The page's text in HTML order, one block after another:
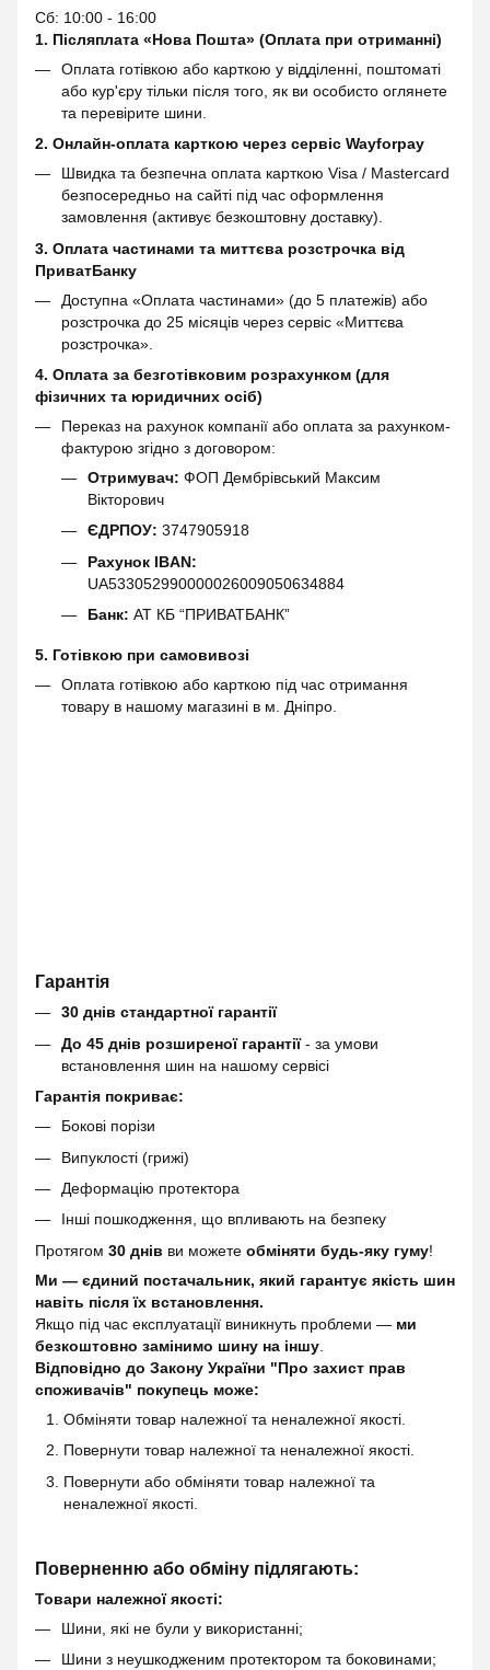
Сб: 10:00 - 16:00
1. Післяплата «Нова Пошта» (Оплата при отриманні)
Оплата готівкою або карткою у відділенні, поштоматі
або кур'єру тільки після того, як ви особисто оглянете
та перевірите шини.
2. Онлайн-оплата карткою через сервіс Wayforpay
Швидка та безпечна оплата карткою Visa / Mastercard
безпосередньо на сайті під час оформлення
замовлення (активує безкоштовну доставку).
3. Оплата частинами та миттєва розстрочка від
ПриватБанку
Доступна «Оплата частинами» (до 5 платежів) або
розстрочка до 25 місяців через сервіс «Миттєва
розстрочка».
4. Оплата за безготівковим розрахунком (для
фізичних та юридичних осіб)
Переказ на рахунок компанії або оплата за рахунком-
фактурою згідно з договором:
Отримувач: ФОП Дембрівський Максим
Вікторович
ЄДРПОУ: 3747905918
Рахунок IBAN:
UA533052990000026009050634884
Банк: АТ КБ “ПРИВАТБАНК”
5. Готівкою при самовивозі
Оплата готівкою або карткою під час отримання
товару в нашому магазині в м. Дніпро.
Гарантія
30 днів стандартної гарантії
До 45 днів розширеної гарантії- за умови
встановлення шин на нашому сервісі
Гарантія покриває:
Бокові порізи
Випуклості (грижі)
Деформацію протектора
Інші пошкодження, що впливають на безпеку
Протягом 30 днів ви можете обміняти будь-яку гуму!
Ми — єдиний постачальник, який гарантує якість шин
навіть після їх встановлення.
Якщо під час експлуатації виникнуть проблеми — ми
безкоштовно замінимо шину на іншу
Відповідно до Закону України "Про захист прав
споживачів" покупець може:
Обміняти товар належної та неналежної якості.
Повернути товар належної та неналежної якості.
Повернути або обміняти товар належної та
неналежної якості.
Поверненню або обміну підлягають:
Товари належної якості:
Шини, які не були у використанні;
Шини з неушкодженим протектором та боковинами;